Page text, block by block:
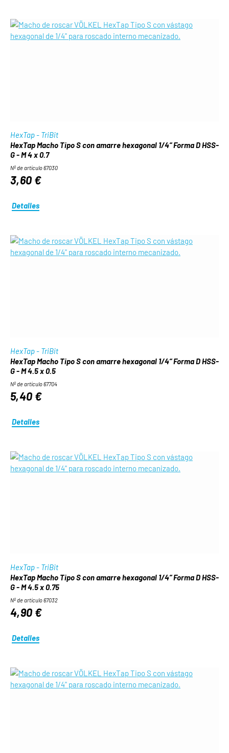
HexTap - TriBit
HexTap Macho Tipo S con amarre hexagonal 1/4“ Forma D HSS-
G - M 4 x 0.7
Nº de artículo 67030
3,60 €
Detalles
HexTap - TriBit
HexTap Macho Tipo S con amarre hexagonal 1/4“ Forma D HSS-
G - M 4.5 x 0.5
Nº de artículo 67704
5,40 €
Detalles
HexTap - TriBit
HexTap Macho Tipo S con amarre hexagonal 1/4“ Forma D HSS-
G - M 4.5 x 0.75
Nº de artículo 67032
4,90 €
Detalles